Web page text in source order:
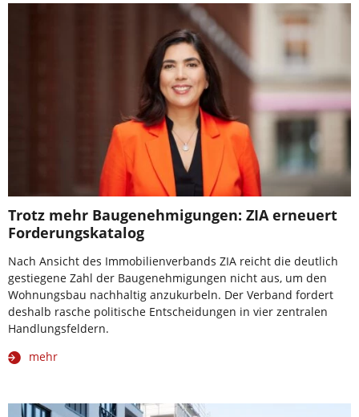
Trotz mehr Baugenehmigungen: ZIA erneuert
Forderungskatalog
Nach Ansicht des Immobilienverbands ZIA reicht die deutlich
gestiegene Zahl der Baugenehmigungen nicht aus, um den
Wohnungsbau nachhaltig anzukurbeln. Der Verband fordert
deshalb rasche politische Entscheidungen in vier zentralen
Handlungsfeldern.
mehr